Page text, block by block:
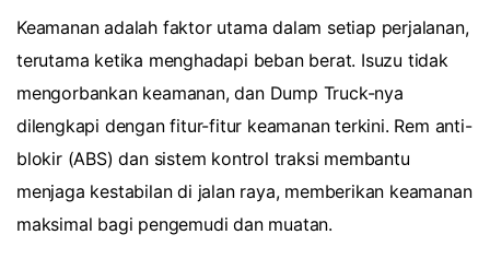
Keamanan adalah faktor utama dalam setiap perjalanan,
terutama ketika menghadapi beban berat. Isuzu tidak
mengorbankan keamanan, dan Dump Truck-nya
dilengkapi dengan fitur-fitur keamanan terkini. Rem anti-
blokir (ABS) dan sistem kontrol traksi membantu
menjaga kestabilan di jalan raya, memberikan keamanan
maksimal bagi pengemudi dan muatan.